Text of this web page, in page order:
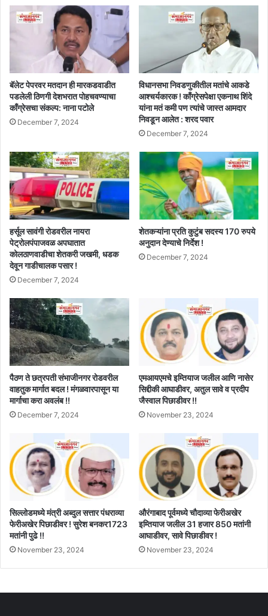
बॅलेट पेपरवर मतदान ही मारकडवाडीत
पडलेली ठिणगी देशभरात पोहचवण्याचा
काँग्रेसचा संकल्प: नाना पटोले
December 7, 2024
विधानसभा निवडणुकीतील मतांचे आकडे
आश्चर्यकारक ! काँग्रेसपेक्षा एकनाथ शिंदे
यांना मतं कमी पण त्यांचे जास्त आमदार
निवडून आलेत : शरद पवार
December 7, 2024
हर्सूल सावंगी रोडवरील नायरा
पेट्रोलपंपाजवळ अपघातात
कोलठाणवाडीचा शेतकरी जखमी, धडक
देवून गाडीचालक पसार !
December 7, 2024
शेतकऱ्यांना प्रति कुटुंब सदस्य 170 रुपये
अनुदान देण्याचे निर्देश !
December 7, 2024
पैठण ते छत्रपती संभाजीनगर रोडवरील
वाहतुक मार्गात बदल ! मंगळवारपासून या
मार्गाचा करा अवलंब !!
December 7, 2024
एमआयएमचे इम्तियाज जलील आणि नासेर
सिद्दीकी आघाडीवर, अतुल सावे व प्रदीप
जैस्वाल पिछाडीवर !!
November 23, 2024
सिल्लोडमध्ये मंत्री अब्दुल सत्तार पंधराव्या
फेरीअखेर पिछाडीवर ! सुरेश बनकर1723
मतांनी पुढे !!
November 23, 2024
औरंगाबाद पूर्वमध्ये चौदाव्या फेरीअखेर
इम्तियाज जलील 31 हजार 850 मतांनी
आघाडीवर, सावे पिछाडीवर !
November 23, 2024